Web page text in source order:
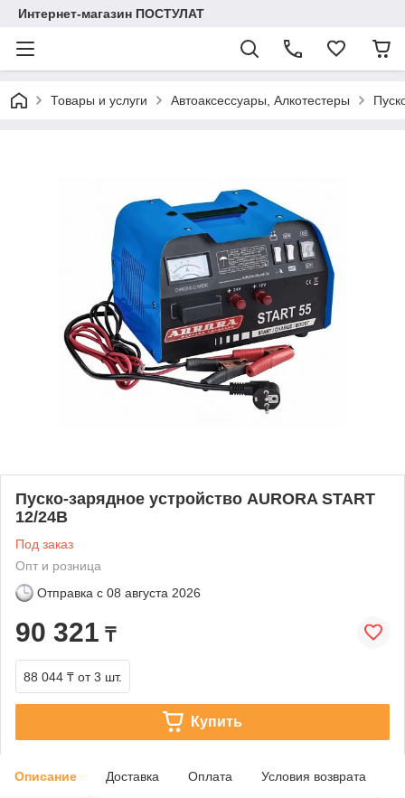
Интернет-магазин ПОСТУЛАТ
Товары и услуги Автоаксессуары, Алкотестеры
Пуско-зарядное устройство AURORA START
12/24В
Под заказ
Опт и розница
Отправка с 08 августа 2026
90 321 ₸
88 044 ₸ от 3 шт.
Купить
Описание Доставка Оплата Условия возврата